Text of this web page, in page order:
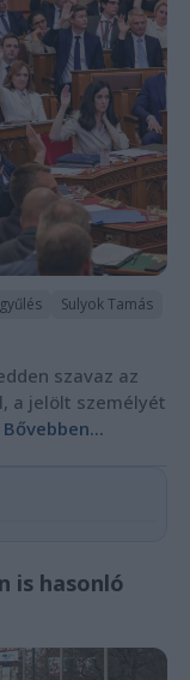
Sulyok Tamás
szavaz az
a jelölt személyét
Bővebben...
is hasonló